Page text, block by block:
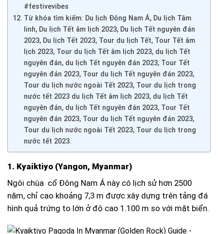
#festivevibes
Từ khóa tìm kiếm: Du lịch Đông Nam Á, Du lịch Tâm
linh, Du lịch Tết âm lịch 2023, Du lịch Tết nguyên đán
2023, Du lịch Tết 2023, Tour du lịch Tết, Tour Tết âm
lịch 2023, Tour du lịch Tết âm lịch 2023, du lịch Tết
nguyên đán, du lịch Tết nguyên đán 2023, Tour Tết
nguyên đán 2023, Tour du lịch Tết nguyên đán 2023,
Tour du lịch nước ngoài Tết 2023, Tour du lịch trong
nước tết 2023 du lịch Tết âm lịch 2023, du lịch Tết
nguyên đán, du lịch Tết nguyên đán 2023, Tour Tết
nguyên đán 2023, Tour du lịch Tết nguyên đán 2023,
Tour du lịch nước ngoài Tết 2023, Tour du lịch trong
nước tết 2023.
1. Kyaiktiyo (Yangon, Myanmar)
Ngôi chùa cổ Đông Nam Á này có lịch sử hơn 2500
năm, chỉ cao khoảng 7,3 m được xây dựng trên tảng đá
hình quả trứng to lớn ở độ cao 1.100 m so với mặt biển.